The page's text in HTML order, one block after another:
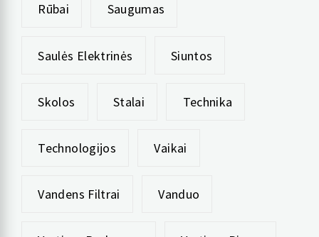
Rūbai Saugumas
Saulės Elektrinės Siuntos
Skolos Stalai Technika
Technologijos Vaikai
Vandens Filtrai Vanduo